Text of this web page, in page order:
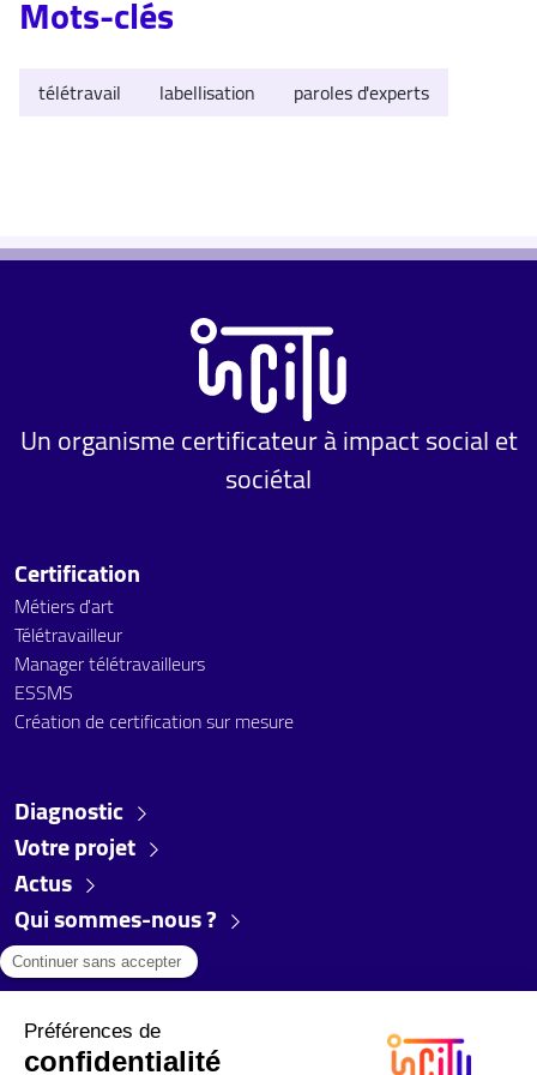
Mots-clés
télétravail labellisation paroles d'experts
Un organisme certificateur à impact social et
sociétal
Certification
Métiers d'art
Télétravailleur
Manager télétravailleurs
ESSMS
Création de certification sur mesure
Diagnostic
Votre projet
Actus
Qui sommes-nous ?
Partenaires